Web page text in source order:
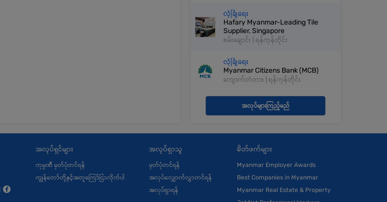
လုံခြုံရေး
Hafary Myanmar-Leading Tile
Supplier, Singapore
စမ်းချောင်း | ရန်ကုန်တိုင်း
လုံခြုံရေး
Myanmar Citizens Bank (MCB)
ကျောက်တံတား | ရန်ကုန်တိုင်း
အလုပ်များကြည့်မည်
အလုပ်ရှင်များ
ကုမ္ပဏီ မှတ်ပုံတင်ရန်
ကျွန်တော်တို့နှင့်အတူကြော်ငြာလိုက်ပါ
အလုပ်ရှာသူ
မှတ်ပုံတင်ရန်
အလုပ်လျှောက်လွှာတင်ရန်
အလုပ်ရှာရန်
မိတ်ဖက်များ
Myanmar Employer Awards
Best Companies in Myanmar
Myanmar Real Estate & Property